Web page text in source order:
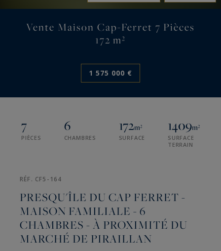
Vente Maison Cap-Ferret 7 Pièces
172 m²
1 575 000 €
7
PIÈCES
6
CHAMBRES
172m²
SURFACE
1409m²
SURFACE
TERRAIN
RÉF. CF5-164
PRESQU'ÎLE DU CAP FERRET -
MAISON FAMILIALE - 6
CHAMBRES - À PROXIMITÉ DU
MARCHÉ DE PIRAILLAN